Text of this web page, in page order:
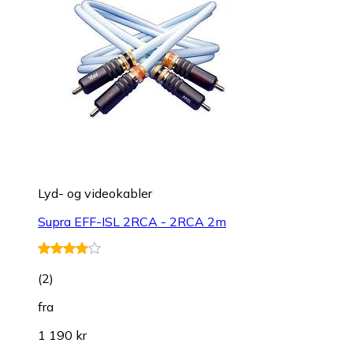
Lyd- og videokabler
Supra EFF-ISL 2RCA - 2RCA 2m
(2)
fra
1 190 kr